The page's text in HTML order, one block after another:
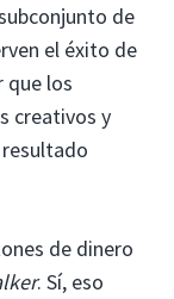
de
el éxito de
que los
creativos y
de dinero
. Sí, eso